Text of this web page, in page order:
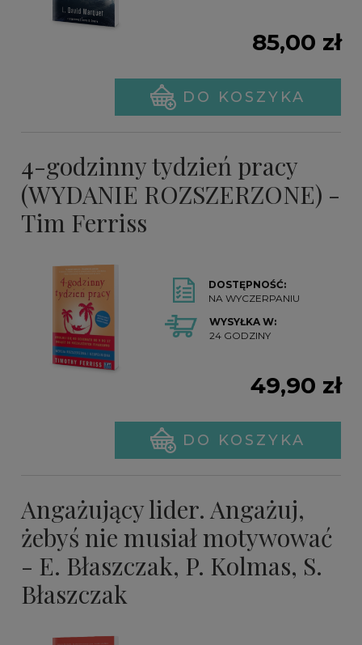
85,00 zł
DO KOSZYKA
4-godzinny tydzień pracy
(WYDANIE ROZSZERZONE) -
Tim Ferriss
DOSTĘPNOŚĆ:
NA WYCZERPANIU
WYSYŁKA W:
24 GODZINY
49,90 zł
DO KOSZYKA
Angażujący lider. Angażuj,
żebyś nie musiał motywować
- E. Błaszczak, P. Kolmas, S.
Błaszczak